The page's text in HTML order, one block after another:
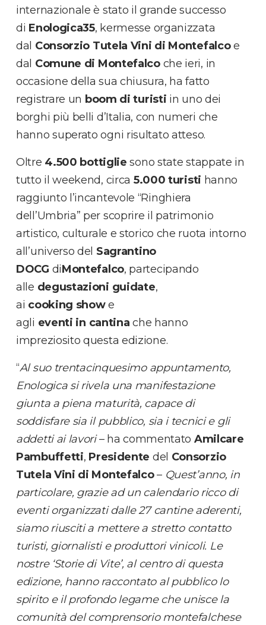
internazionale è stato il grande successo
di Enologica35, kermesse organizzata
dal Consorzio Tutela Vini di Montefalco e
dal Comune di Montefalcoche ieri, in
occasione della sua chiusura, ha fatto
registrare un boom di turisti in uno dei
borghi più belli d’Italia, con numeri che
hanno superato ogni risultato atteso.
Oltre 4.500 bottiglie sono state stappate in
tutto il weekend, circa 5.000 turisti hanno
raggiunto l’incantevole “Ringhiera
dell’Umbria” per scoprire il patrimonio
artistico, culturale e storico che ruota intorno
all’universo del Sagrantino
DOCG diMontefalco, partecipando
alle degustazioni guidate,
ai cooking showe
agli eventi in cantina che hanno
impreziosito questa edizione.
“Al suo trentacinquesimo appuntamento,
Enologica si rivela una manifestazione
giunta a piena maturità, capace di
soddisfare sia il pubblico, sia i tecnici e gli
addetti ai lavori– ha commentato Amilcare
Pambuffetti, Presidente del Consorzio
Tutela Vini di Montefalco– Quest’anno, in
particolare, grazie ad un calendario ricco di
eventi organizzati dalle 27 cantine aderenti,
siamo riusciti a mettere a stretto contatto
turisti, giornalisti e produttori vinicoli. Le
nostre ‘Storie di Vite’, al centro di questa
edizione, hanno raccontato al pubblico lo
spirito e il profondo legame che unisce la
comunità del comprensorio montefalchese